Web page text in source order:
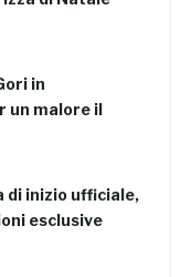
in
un malore il
di inizio ufficiale,
esclusive